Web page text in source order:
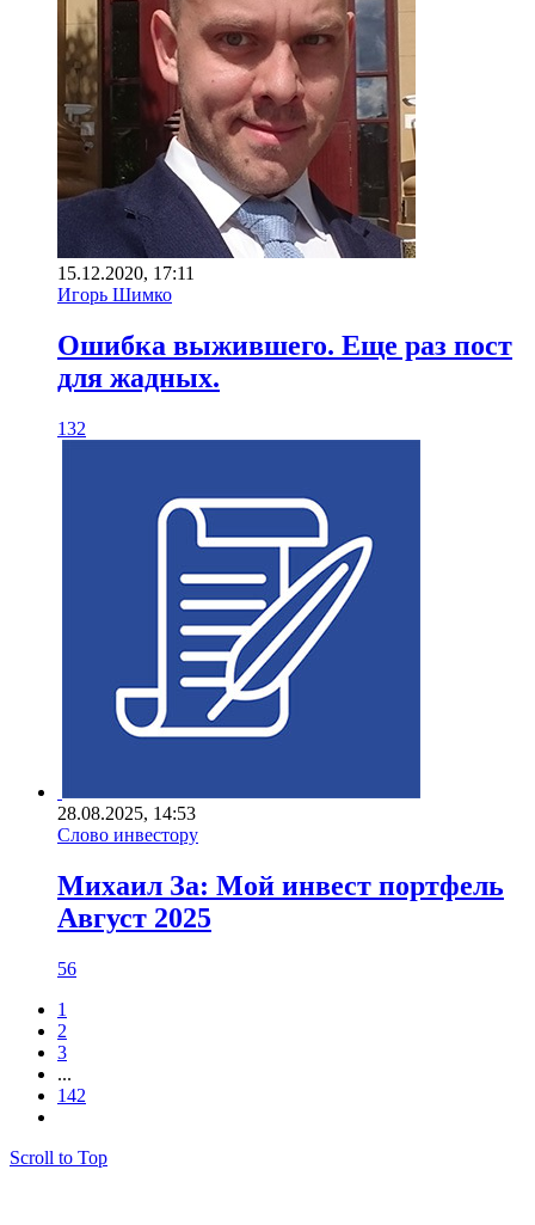
15.12.2020, 17:11
Игорь Шимко
Ошибка выжившего. Еще раз пост
для жадных.
132
28.08.2025, 14:53
Слово инвестору
Михаил За: Мой инвест портфель
Август 2025
56
1
2
3
...
142
Scroll to Top